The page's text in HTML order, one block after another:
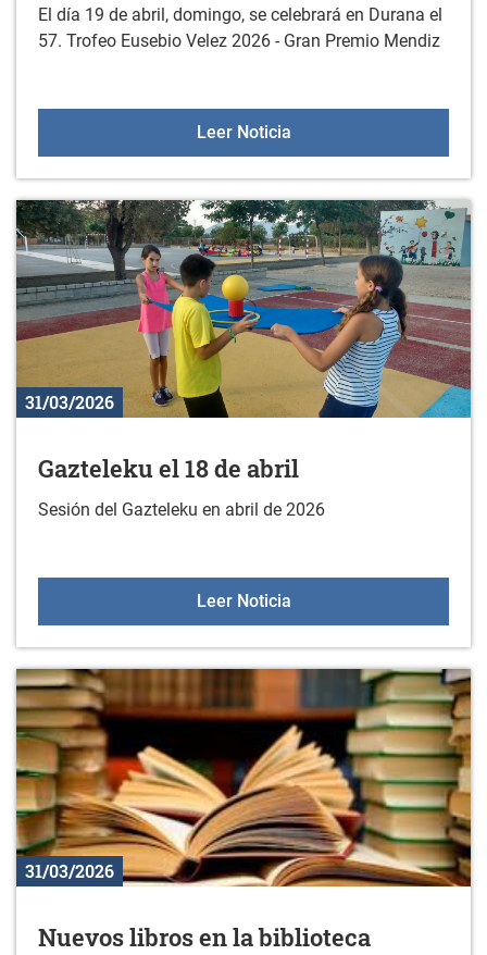
El día 19 de abril, domingo, se celebrará en Durana el
57. Trofeo Eusebio Velez 2026 - Gran Premio Mendiz
Leer Noticia57. Trofeo "EUSEBIO
31/03/2026
Gazteleku el 18 de abril
Sesión del Gazteleku en abril de 2026
Leer NoticiaGazteleku el 18 de abril
31/03/2026
Nuevos libros en la biblioteca